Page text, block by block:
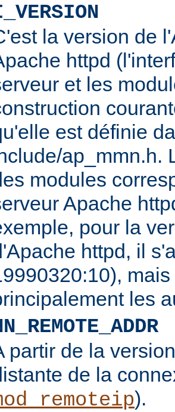
la version de
httpd
et les
est définie
ap_mmn.h.
modules
Apache
pour la
httpd, il
les
partir de la
de la
).